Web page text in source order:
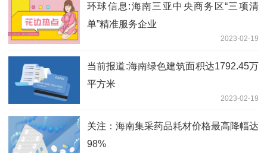
环球信息:海南三亚中央商务区“三项清
单”精准服务企业
2023-02-19
当前报道:海南绿色建筑面积达1792.45万
平方米
2023-02-19
关注：海南集采药品耗材价格最高降幅达
98%